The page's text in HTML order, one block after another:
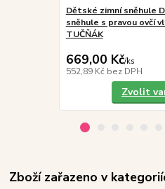
Dětské zimní sněhule
sněhule s pravou ovčí
TUČŇÁK
669,00 Kč/ks
552,89 Kč bez DPH
Zvolit
Zboží zařazeno v